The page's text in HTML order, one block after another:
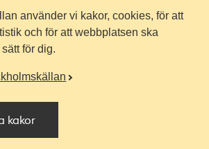
använder vi kakor, cookies, för att
och för att webbplatsen ska
för dig.
kakor